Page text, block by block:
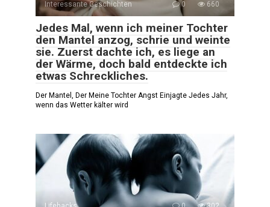
Interessante Geschichten 0 660
Jedes Mal, wenn ich meiner Tochter
den Mantel anzog, schrie und weinte
sie. Zuerst dachte ich, es liege an
der Wärme, doch bald entdeckte ich
etwas Schreckliches.
Der Mantel, Der Meine Tochter Angst Einjagte Jedes Jahr,
wenn das Wetter kälter wird